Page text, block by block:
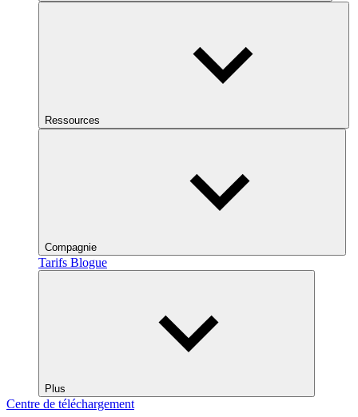
Ressources
Compagnie
Tarifs Blogue
Plus
Centre de téléchargement